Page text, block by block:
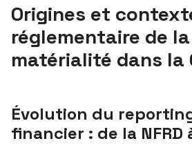
Origines et
réglementaire de
matérialité dans la
Évolution du
financier : de la NFRD